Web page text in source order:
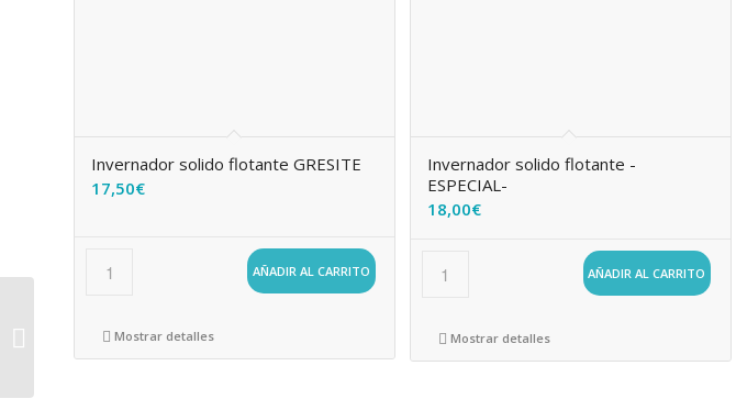
Invernador solido flotante GRESITE
17,50€
AÑADIR AL CARRITO
Mostrar detalles
Invernador solido flotante -
ESPECIAL-
18,00€
AÑADIR AL CARRITO
Mostrar detalles
Resticlor monodosis